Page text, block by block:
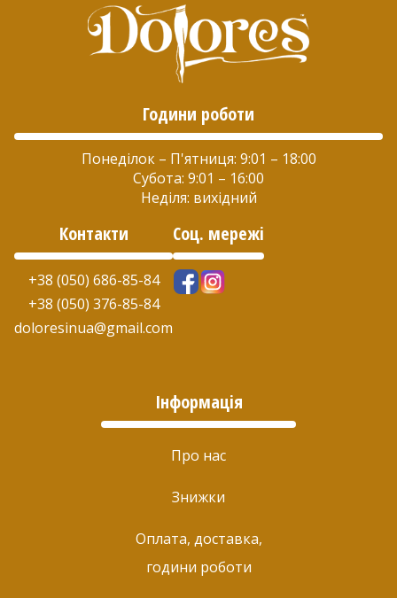
Години роботи
Понеділок – П'ятниця: 9:01 – 18:00
Субота: 9:01 – 16:00
Неділя: вихідний
Контакти
+38 (050) 686-85-84
+38 (050) 376-85-84
doloresinua@gmail.com
Соц. мережі
Інформація
Про нас
Знижки
Оплата, доставка,
години роботи